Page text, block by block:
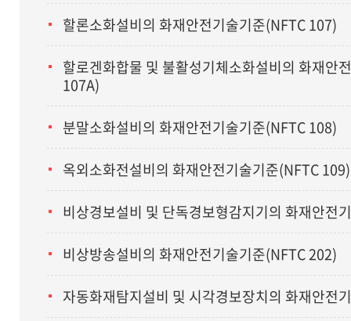
할론소화설비의 화재안전기술기준(NFTC 107)
할로겐화합물 및 불활성기체소화설비의 화재안
107A)
분말소화설비의 화재안전기술기준(NFTC 108)
옥외소화전설비의 화재안전기술기준(NFTC 109)
비상경보설비 및 단독경보형감지기의 화재안전
비상방송설비의 화재안전기술기준(NFTC 202)
자동화재탐지설비 및 시각경보장치의 화재안전